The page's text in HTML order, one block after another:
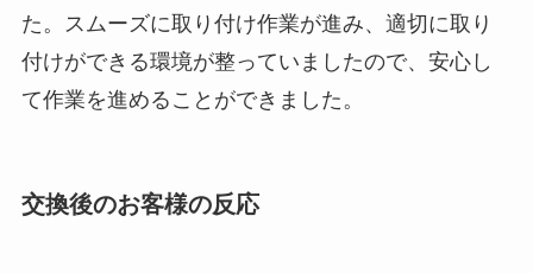
た。スムーズに取り付け作業が進み、適切に取り
付けができる環境が整っていましたので、安心し
て作業を進めることができました。
交換後のお客様の反応